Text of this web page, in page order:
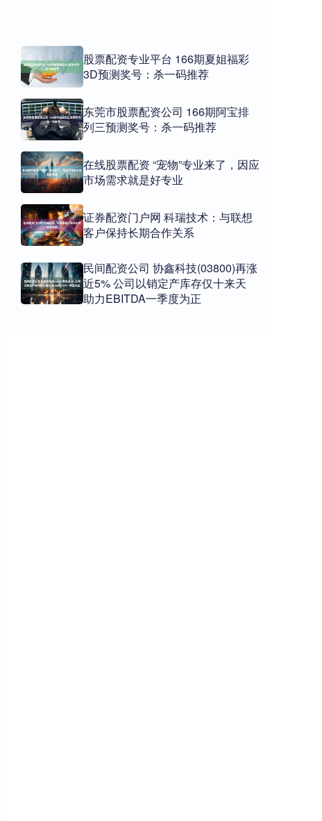
股票配资专业平台 166期夏姐福彩
3D预测奖号：杀一码推荐
东莞市股票配资公司 166期阿宝排
列三预测奖号：杀一码推荐
在线股票配资 “宠物”专业来了，因应
市场需求就是好专业
证券配资门户网 科瑞技术：与联想
客户保持长期合作关系
民间配资公司 协鑫科技(03800)再涨
近5% 公司以销定产库存仅十来天
助力EBITDA一季度为正